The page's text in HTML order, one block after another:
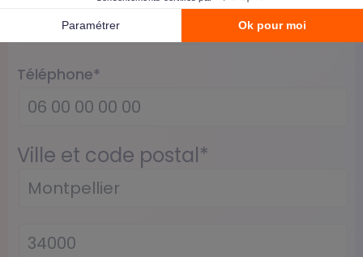
Téléphone*
Ville et code postal*